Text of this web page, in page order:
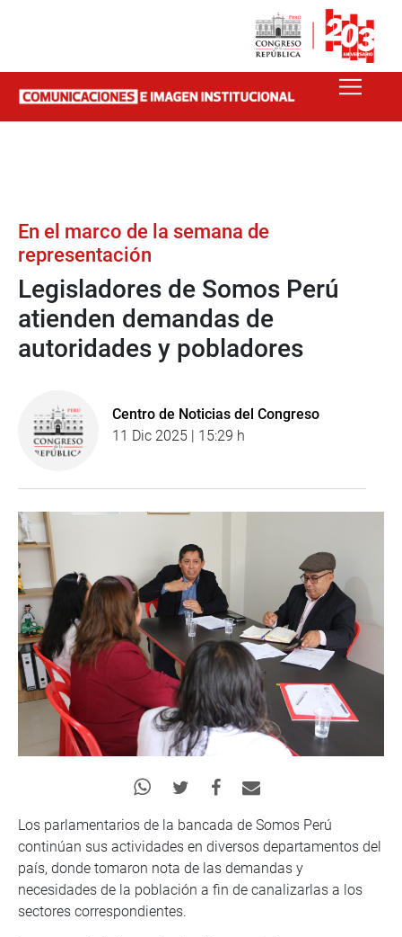
En el marco de la semana de
representación
Legisladores de Somos Perú
atienden demandas de
autoridades y pobladores
Centro de Noticias del Congreso
11 Dic 2025 | 15:29 h
Los parlamentarios de la bancada de Somos Perú
continúan sus actividades en diversos departamentos del
país, donde tomaron nota de las demandas y
necesidades de la población a fin de canalizarlas a los
sectores correspondientes.